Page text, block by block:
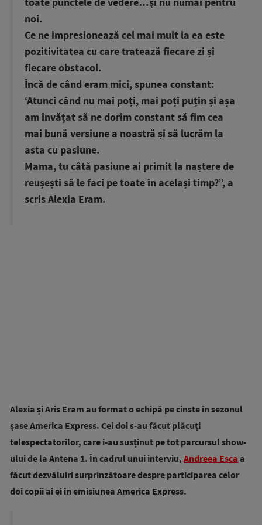
noi.
Ce ne impresionează cel mai mult la ea este
pozitivitatea cu care tratează fiecare zi și
fiecare obstacol.
Încă de când eram mici, spunea constant:
‘Atunci când nu mai poți, mai poți puțin și așa
am învățat să ne dorim constant să fim cea
mai bună versiune a noastră și să lucrăm la
asta cu pasiune.
Mama, tu câtă pasiune ai primit la naștere de
reușești să le faci pe toate în același timp?”, a
scris Alexia Eram.
Alexia și Aris Eram au format o echipă pe cinste în sezonul
șase America Express. Cei doi s-au făcut plăcuți
telespectatorilor, care i-au susținut pe tot parcursul show-
ului de la Antena 1. În cadrul unui interviu, Andreea Esca a
făcut dezvăluiri surprinzătoare despre participarea celor
doi copii ai ei în emisiunea America Express.